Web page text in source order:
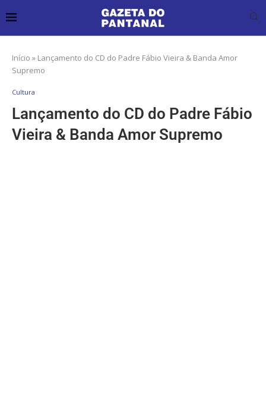
Início » Lançamento do CD do Padre Fábio Vieira & Banda Amor
Supremo
Cultura
Lançamento do CD do Padre Fábio
Vieira & Banda Amor Supremo